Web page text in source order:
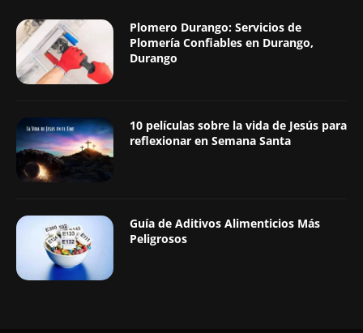
Plomero Durango: Servicios de
Plomería Confiables en Durango,
Durango
10 películas sobre la vida de Jesús para
reflexionar en Semana Santa
Guía de Aditivos Alimenticios Más
Peligrosos